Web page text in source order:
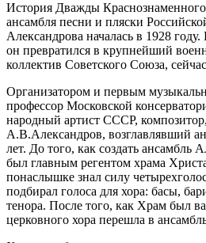
История Дважды
ансамбля песни и пляски
Александрова началась в 1928
он превратился в крупнейший
коллектив Советского Союза,
Организатором и первым
профессор Московской
народный артист СССР,
А.В.Александров, возглавлявший
лет. До того, как создать ансамбль
был главным регентом храма
понаслышке знал силу
подбирал голоса для хора: басы,
тенора. После того, как Храм был
церковного хора перешла в